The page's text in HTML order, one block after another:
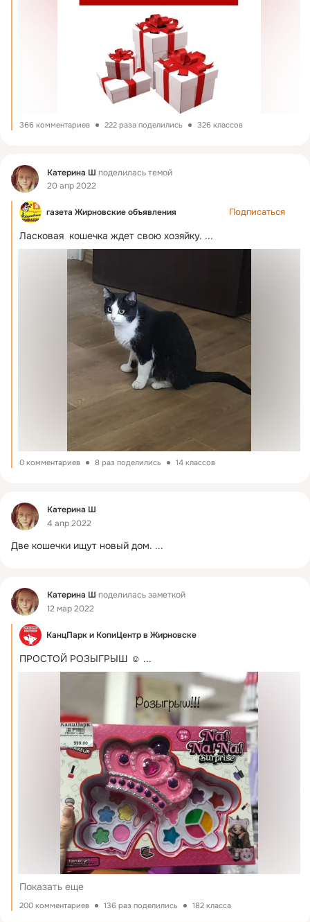
366 комментариев 222 раза поделились 326 классов
Фид Катерина Ш поделилась темой
20 апр 2022
газета Жирновские объявления Подписаться
Ласковая  кошечка ждет свою хозяйку. ...
0 комментариев 8 раз поделились 14 классов
Фид
Катерина Ш
4 апр 2022
Две кошечки ищут новый дом. ...
Фид Катерина Ш поделилась заметкой
12 мар 2022
КанцПарк и КопиЦентр в Жирновске
ПРОСТОЙ РОЗЫГРЫШ ☺️ ...
Показать еще
200 комментариев 136 раз поделились 182 класса